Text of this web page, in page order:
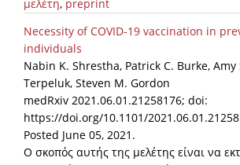
μελέτη, preprint
Necessity of COVID-19 vaccination in
individuals
Nabin K. Shrestha, Patrick C. Burke, Amy
Terpeluk, Steven M. Gordon
medRxiv 2021.06.01.21258176; doi:
https://doi.org/10.1101/
Posted June 05, 2021.
Ο σκοπός αυτής της μελέτης είναι να